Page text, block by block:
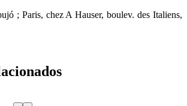
; Paris, chez A Hauser, boulev. des Italiens,